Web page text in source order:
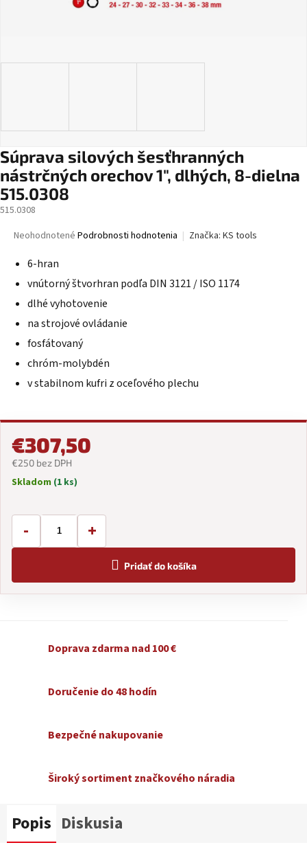
Súprava silových šesťhranných
nástrčných orechov 1", dlhých, 8-dielna
515.0308
515.0308
Priemerné
produktu
0,0
z
hviezdičiek.
Neohodnotené Podrobnosti hodnotenia Značka: KS tools
6-hran
vnútorný štvorhran podľa DIN 3121 / ISO 1174
dlhé vyhotovenie
na strojové ovládanie
fosfátovaný
chróm-molybdén
v stabilnom kufri z oceľového plechu
€307,50
€250 bez DPH
Jednotková
Skladom (1 ks)
- +
Pridať do košíka
Doprava zdarma nad 100 €
Doručenie do 48 hodín
Bezpečné nakupovanie
Široký sortiment značkového náradia
Popis Diskusia